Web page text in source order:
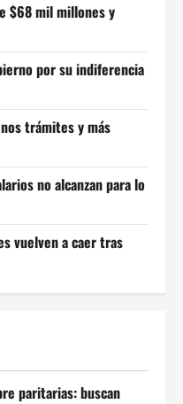
$68 mil millones y
por su indiferencia
trámites y más
no alcanzan para lo
vuelven a caer tras
paritarias: buscan